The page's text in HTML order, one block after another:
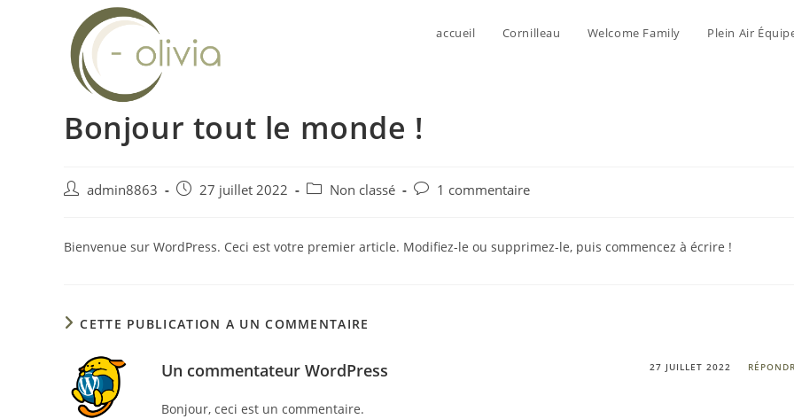
accueil Cornilleau Welcome Family Plein Air
Bonjour tout le monde !
Auteur/autrice
publication :
admin8863
Publication
27 juillet 2022
Post Non classé
Commentaires
publication :
1 commentaire
Bienvenue sur WordPress. Ceci est votre premier article. Modifiez-le ou supprimez-le, puis commencez à écrire !
CETTE PUBLICATION A UN COMMENTAIRE
Un commentateur WordPress 27 JUILLET 2022
Bonjour, ceci est un commentaire.